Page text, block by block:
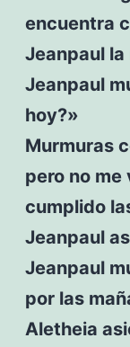
encuentra
Jeanpaul
Jeanpaul
hoy?»
Murmuras
pero no me
cumplido
Jeanpaul
Jeanpaul
por las
Aletheia